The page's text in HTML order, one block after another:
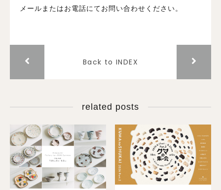
メールまたはお電話にてお問い合わせください。
Back to INDEX
related posts